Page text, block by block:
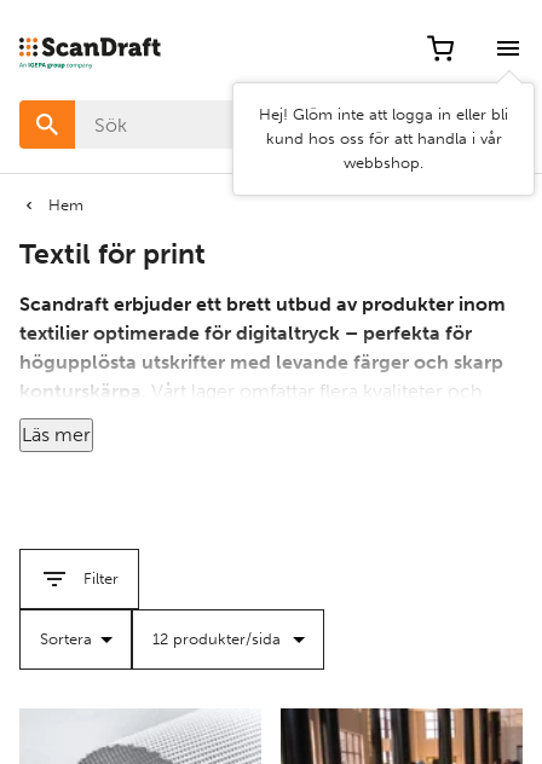
Hej! Glöm inte att logga in eller bli
kund hos oss för att handla i vår
webbshop.
Hem
Textil för print
Scandraft erbjuder ett brett utbud av produkter inom
textilier optimerade för digitaltryck – perfekta för
högupplösta utskrifter med levande färger och skarp
konturskärpa. Vårt lager omfattar flera kvaliteter och
bredder, upp till 320 cm, för att snabbt möta dina
produktionsbehov.
våra material konstruerade för att leverera pålitlig
Med bredder upp till 500 cm erbjuder våra textilier stor
inredning till storskalig reklam.
Läs mer
Filter
Filter
Artikel
Bredd
Egenskap
Kategorier
filter
filter